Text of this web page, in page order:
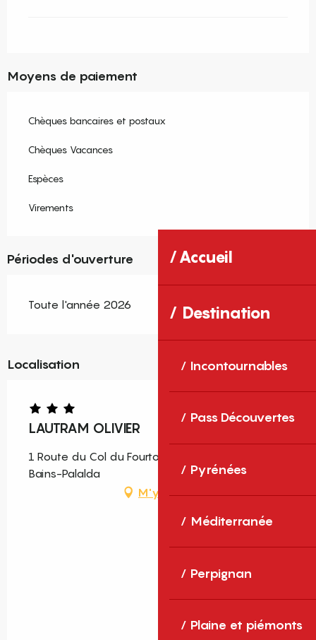
Accueil
Destination
Incontournables
Pass Découvertes
Pyrénées
Méditerranée
Perpignan
Plaine et piémonts
Moyens de paiement
Chèques bancaires et postaux
Chèques Vacances
Espèces
Virements
Périodes d'ouverture
Toute l'année 2026
Localisation
LAUTRAM OLIVIER
1 Route du Col du Fourtou, 66110 Amélie-les-
Bains-Palalda
M'y rendre